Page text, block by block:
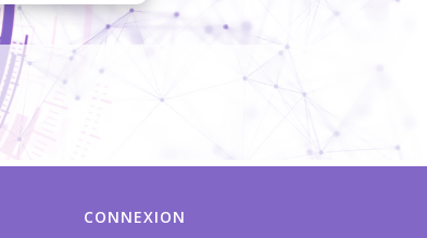
CONNEXION